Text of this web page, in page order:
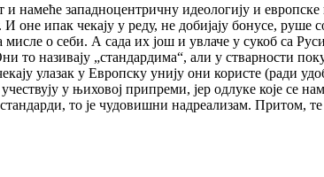
западноцентричну идеологију и европске
оне ипак чекају у реду, не добијају бонусе, руше
о себи. А сада их још и увлаче у сукоб са
то називају „стандардима“, али у стварности
улазак у Европску унију они користе (ради
у њиховој припреми, јер одлуке које
то је чудовишни надреализам. Притом,